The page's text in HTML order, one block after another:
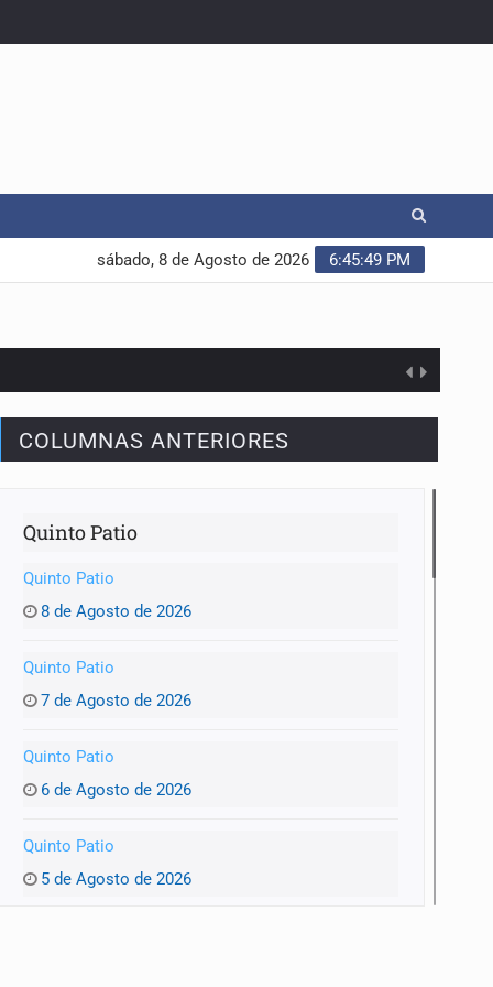
6:45:50 PM
sábado, 8 de Agosto de 2026
COLUMNAS ANTERIORES
Quinto Patio
Quinto Patio
8 de Agosto de 2026
Quinto Patio
7 de Agosto de 2026
Quinto Patio
6 de Agosto de 2026
Quinto Patio
5 de Agosto de 2026